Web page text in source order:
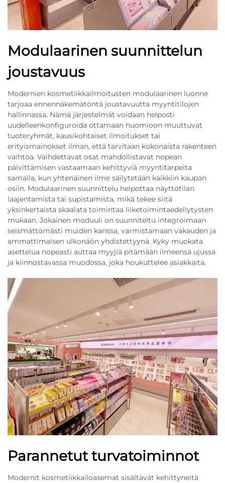
Modulaarinen suunnittelun
joustavuus
Modernien kosmetiikkailmoitusten modulaarinen luonne
tarjoaa ennennäkemätöntä joustavuutta myyntitilojen
hallinnassa. Nämä järjestelmät voidaan helposti
uudelleenkonfiguroida ottamaan huomioon muuttuvat
tuoteryhmät, kausikohtaiset ilmoitukset tai
erityismainokset ilman, että tarvitaan kokonaista rakenteen
vaihtoa. Vaihdettavat osat mahdollistavat nopean
päivittämisen vastaamaan kehittyviä myyntitarpeita
samalla, kun yhtenäinen ilme säilytetään kaikkiin kaupan
osiin. Modulaarinen suunnittelu helpottaa näyttötilan
laajentamista tai supistamista, mikä tekee siitä
yksinkertaista skaalata toimintaa liiketoimintaedellytysten
mukaan. Jokainen moduuli on suunniteltu integroimaan
seismättömästi muiden kanssa, varmistamaan vakauden ja
ammattimaisen ulkonäön yhdistettyynä. Kyky muokata
asettelua nopeasti auttaa myyjiä pitämään ilmeensä ujussa
ja kiinnostavassa muodossa, joka houkuttelee asiakkaita.
Parannetut turvatoiminnot
Modernit kosmetiikkailoasemat sisältävät kehittyneitä